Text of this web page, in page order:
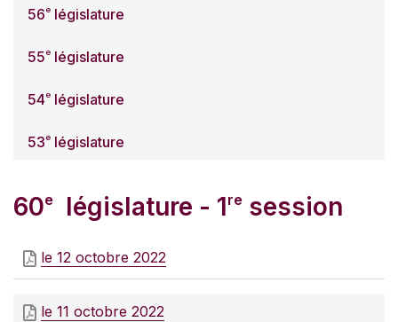
56e législature
55e législature
54e législature
53e législature
60e législature - 1re session
le 12 octobre 2022
le 11 octobre 2022